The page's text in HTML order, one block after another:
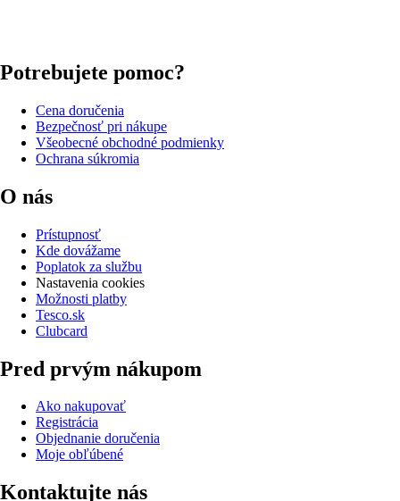
Potrebujete pomoc?
Cena doručenia
Bezpečnosť pri nákupe
Všeobecné obchodné podmienky
Ochrana súkromia
O nás
Prístupnosť
Kde dovážame
Poplatok za službu
Nastavenia cookies
Možnosti platby
Tesco.sk
Clubcard
Pred prvým nákupom
Ako nakupovať
Registrácia
Objednanie doručenia
Moje obľúbené
Kontaktujte nás